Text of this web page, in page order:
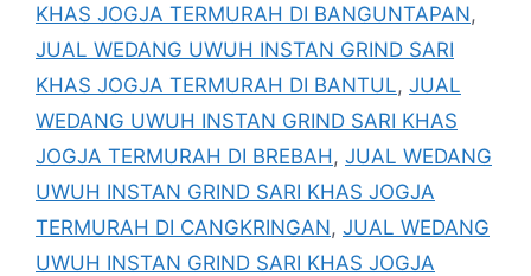
KHAS JOGJA TERMURAH DI BANGUNTAPAN,
JUAL WEDANG UWUH INSTAN GRIND SARI
KHAS JOGJA TERMURAH DI BANTUL, JUAL
WEDANG UWUH INSTAN GRIND SARI KHAS
JOGJA TERMURAH DI BREBAH , JUAL WEDANG
UWUH INSTAN GRIND SARI KHAS JOGJA
TERMURAH DI CANGKRINGAN, JUAL WEDANG
UWUH INSTAN GRIND SARI KHAS JOGJA